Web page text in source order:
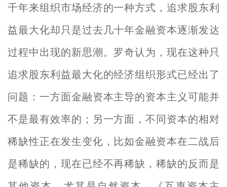
千年来组织市场经济的一种方式，追求股东利
益最大化却只是过去几十年金融资本逐渐发达
过程中出现的新思潮。罗奇认为，现在这种只
追求股东利益最大化的经济组织形式已经出了
问题：一方面金融资本主导的资本主义可能并
不是最有效率的；另一方面，不同资本的相对
稀缺性正在发生变化，比如金融资本在二战后
是稀缺的，现在已经不再稀缺，稀缺的反而是